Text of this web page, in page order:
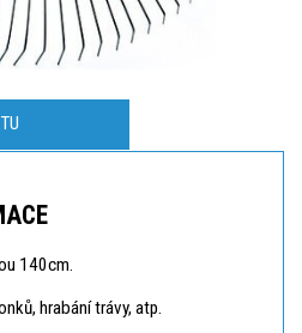
140cm.
hrabání trávy, atp.